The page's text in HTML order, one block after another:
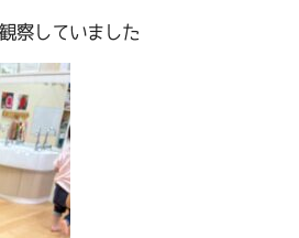
察していました